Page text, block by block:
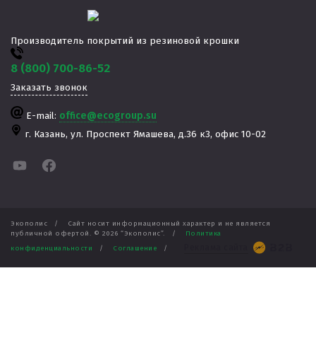
Производитель покрытий из резиновой крошки
8 (800) 700-86-52
Заказать звонок
E-mail: office@ecogroup.su
г. Казань, ул. Проспект Ямашева, д.36 к3, офис 10-02
Экополис /
Сайт носит информационный характер и не является
публичной офертой. © 2026 “Экополис”. /
Политика
конфиденциальности
/ Соглашение /